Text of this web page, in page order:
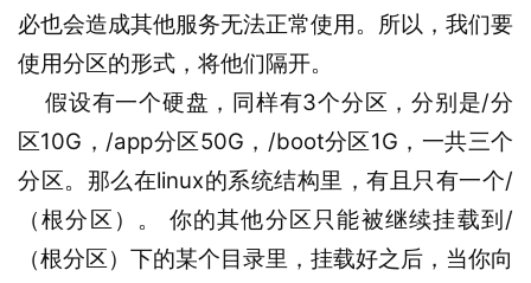
必也会造成其他服务无法正常使用。所以，我们要
使用分区的形式，将他们隔开。
假设有一个硬盘，同样有3个分区，分别是/分
区10G ， /app分区50G ， /boot分区1G ，一共三个
分区。那么在linux的系统结构里，有且只有一个/
（根分区）。 你的其他分区只能被继续挂载到 /
（根分区）下的某个目录里，挂载好之后，当你向